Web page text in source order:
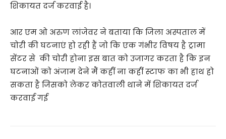
शिकायत दर्ज करवाई है।
आर एम ओ अरुण लांजेवर ने बताया कि जिला अस्पताल में
चोरी की घटनाएं हो रही हैं जो कि एक गंभीर विषय है ट्रामा
सेंटर से की चोरी होना इस बात को उजागर करता है कि इन
घटनाओं को अंजाम देने मैं कहीं ना कहीं स्टाफ का भी हाथ हो
सकता है जिसको लेकर कोतवाली थाने में शिकायत दर्ज
करवाई गई